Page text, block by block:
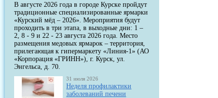
В августе 2026 года в городе Курске пройдут
традиционные специализированные ярмарки
«Курский мёд – 2026». Мероприятия будут
проходить в три этапа, в выходные дни: 1 –
2, 8 - 9 и 22 - 23 августа 2026 года. Место
размещения медовых ярмарок – территория,
прилегающая к гипермаркету «Линия-1» (АО
«Корпорация «ГРИНН»), г. Курск, ул.
Энгельса, д. 70.
31 июля 2026
Неделя профилактики
заболеваний печени